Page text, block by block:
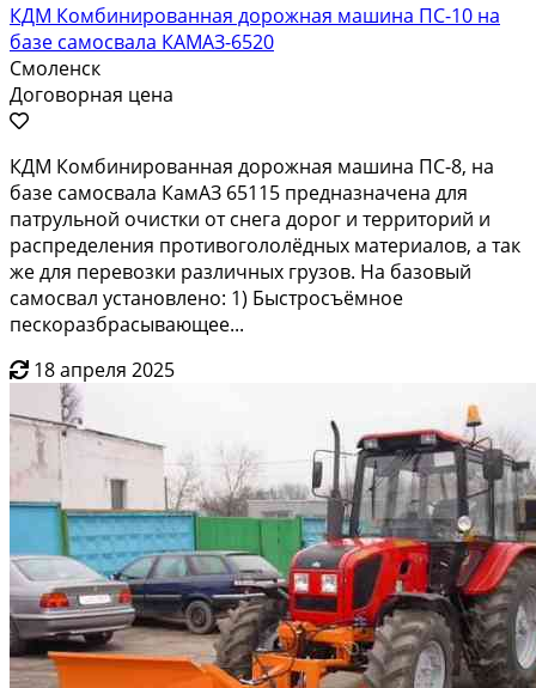
КДМ Комбинированная дорожная машина ПС-10 на
базе самосвала КАМАЗ-6520
Смоленск
Договорная цена
КДМ Комбинированная дорожная машина ПС-8, на
базе самосвала КамАЗ 65115 предназначена для
патрульной очистки от снега дорог и территорий и
распределения противогололёдных материалов, а так
же для перевозки различных грузов. На базовый
самосвал установлено: 1) Быстросъёмное
пескоразбрасывающее...
18 апреля 2025